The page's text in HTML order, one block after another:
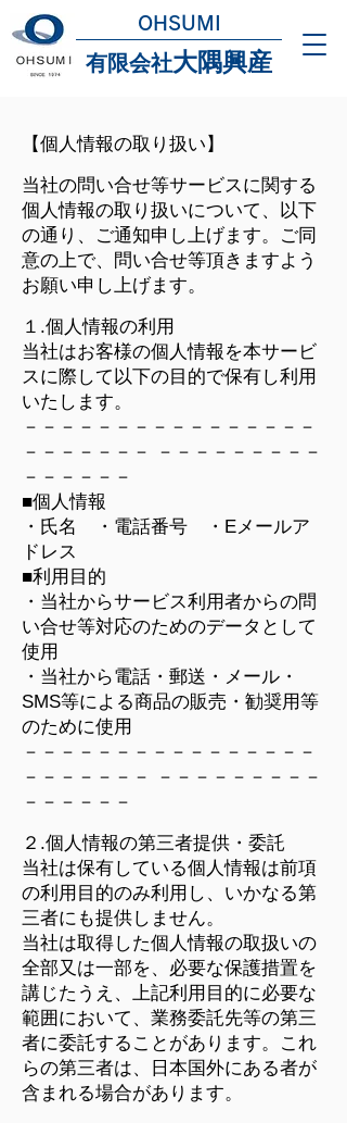
OHSUMI
有限会社大隅興産
【個人情報の取り扱い】
当社の問い合せ等サービスに関する
個人情報の取り扱いについて、以下
の通り、ご通知申し上げます。ご同
意の上で、問い合せ等頂きますよう
お願い申し上げます。
１.個人情報の利用
当社はお客様の個人情報を本サービ
スに際して以下の目的で保有し利用
いたします。
－－－－－－－－－－－－－－－－
－－－－－－－ －－－－－－－－－
－－－－－－
■個人情報
・氏名 ・電話番号 ・Eメールア
ドレス
■利用目的
・当社からサービス利用者からの問
い合せ等対応のためのデータとして
使用
・当社から電話・郵送・メール・
SMS等による商品の販売・勧奨用等
のために使用
－－－－－－－－－－－－－－－－
－－－－－－－ －－－－－－－－－
－－－－－－
２.個人情報の第三者提供・委託
当社は保有している個人情報は前項
の利用目的のみ利用し、いかなる第
三者にも提供しません。
当社は取得した個人情報の取扱いの
全部又は一部を、必要な保護措置を
講じたうえ、上記利用目的に必要な
範囲において、業務委託先等の第三
者に委託することがあります。これ
らの第三者は、日本国外にある者が
含まれる場合があります。